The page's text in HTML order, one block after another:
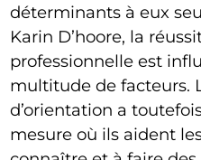
déterminants à eux
Karin D’hoore, la
professionnelle est
multitude de facteurs.
d’orientation a
mesure où ils aident